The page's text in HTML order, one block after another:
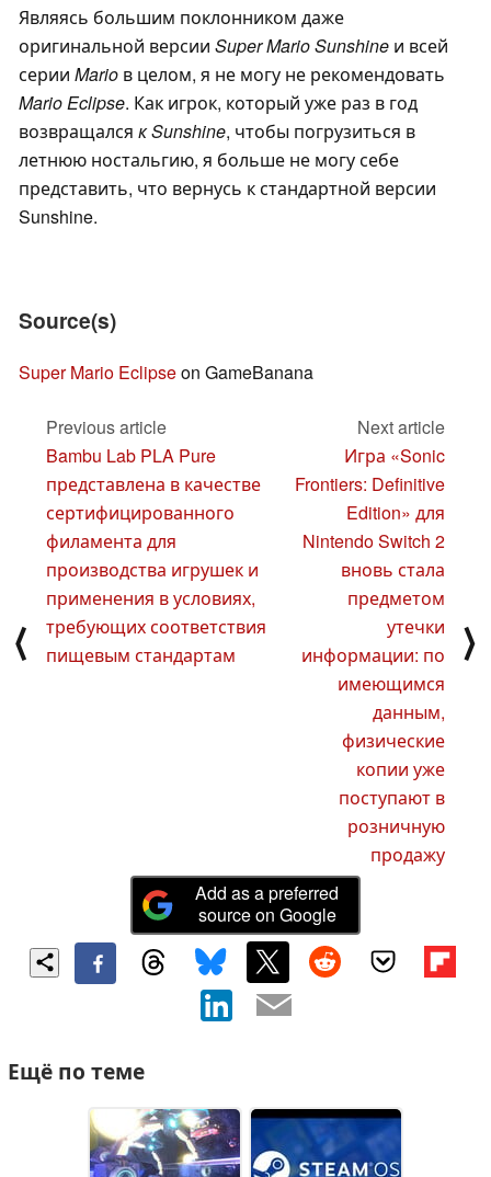
Являясь большим поклонником даже
оригинальной версии Super Mario Sunshine и всей
серии Mario в целом, я не могу не рекомендовать
Mario Eclipse. Как игрок, который уже раз в год
возвращался к Sunshine, чтобы погрузиться в
летнюю ностальгию, я больше не могу себе
представить, что вернусь к стандартной версии
Sunshine.
Source(s)
Super Mario Eclipseon GameBanana
⟨
Previous article
Bambu Lab PLA Pure
представлена в качестве
сертифицированного
филамента для
производства игрушек и
применения в условиях,
требующих соответствия
пищевым стандартам
Next article
Игра «Sonic
Frontiers: Definitive
Edition» для
Nintendo Switch 2
вновь стала
предметом
утечки
информации: по
имеющимся
данным,
физические
копии уже
поступают в
розничную
продажу
⟩
Add as a preferred
source on Google
Ещё по теме